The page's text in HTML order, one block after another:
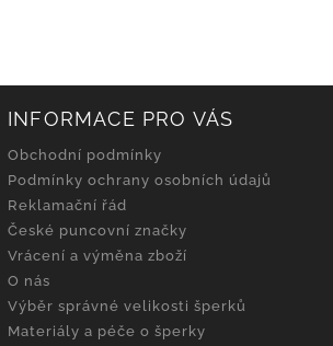
INFORMACE PRO VÁS
Obchodní podmínky
Podmínky ochrany osobních údajů
Reklamační řád
České puncovní značky
Vrácení a výměna zboží
O nás
Výběr správné velikosti šperků
Materiály a péče o šperky